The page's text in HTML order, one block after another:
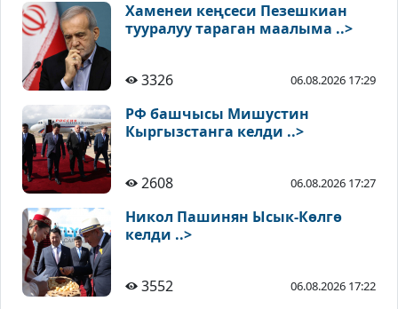
Хаменеи кеңсеси Пезешкиан
тууралуу тараган маалыма ..>
3326 06.08.2026 17:29
РФ башчысы Мишустин
Кыргызстанга келди ..>
2608 06.08.2026 17:27
Никол Пашинян Ысык-Көлгө
келди ..>
3552 06.08.2026 17:22